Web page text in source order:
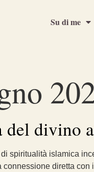
Su di me
del divino
spiritualità islamica
diretta